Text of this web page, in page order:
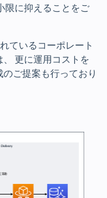
限に抑えることをご
ているコーポレート
更に運用コストを
ご提案も行っており